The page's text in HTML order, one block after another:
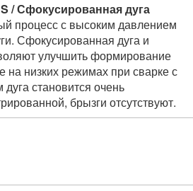
/ Сфокусированная дуга
процесс с высоким давлением
Сфокусированная дуга и
улучшить формирование
на низких режимах при сварке с
становится очень
брызги отсутствуют.